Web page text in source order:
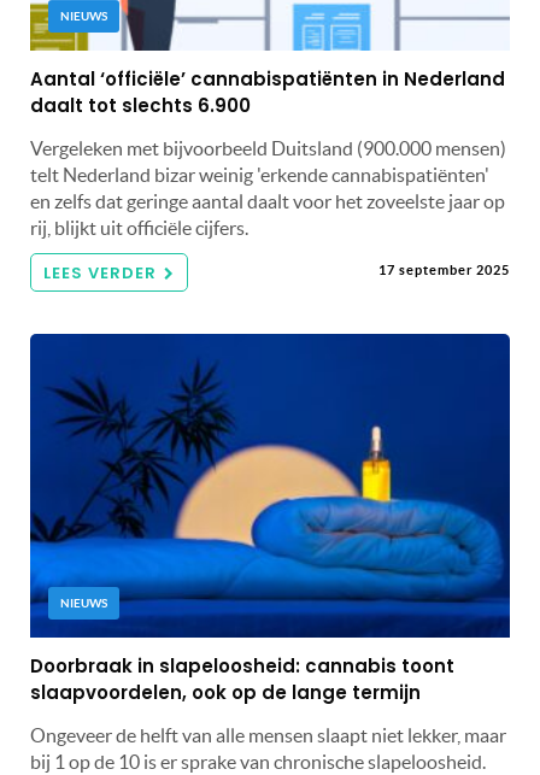
NIEUWS
Aantal ‘officiële’ cannabispatiënten in Nederland
daalt tot slechts 6.900
Vergeleken met bijvoorbeeld Duitsland (900.000 mensen)
telt Nederland bizar weinig 'erkende cannabispatiënten'
en zelfs dat geringe aantal daalt voor het zoveelste jaar op
rij, blijkt uit officiële cijfers.
LEES VERDER 17 september 2025
NIEUWS
Doorbraak in slapeloosheid: cannabis toont
slaapvoordelen, ook op de lange termijn
Ongeveer de helft van alle mensen slaapt niet lekker, maar
bij 1 op de 10 is er sprake van chronische slapeloosheid.